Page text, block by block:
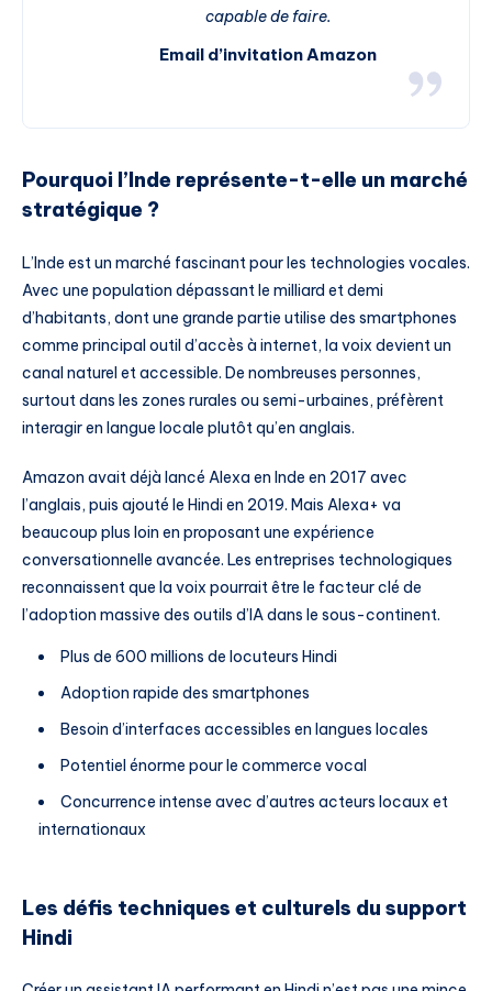
capable de faire.
Email d’invitation Amazon
Pourquoi l’Inde représente-t-elle un marché
stratégique ?
L’Inde est un marché fascinant pour les technologies vocales.
Avec une population dépassant le milliard et demi
d’habitants, dont une grande partie utilise des smartphones
comme principal outil d’accès à internet, la voix devient un
canal naturel et accessible. De nombreuses personnes,
surtout dans les zones rurales ou semi-urbaines, préfèrent
interagir en langue locale plutôt qu’en anglais.
Amazon avait déjà lancé Alexa en Inde en 2017 avec
l’anglais, puis ajouté le Hindi en 2019. Mais Alexa+ va
beaucoup plus loin en proposant une expérience
conversationnelle avancée. Les entreprises technologiques
reconnaissent que la voix pourrait être le facteur clé de
l’adoption massive des outils d’IA dans le sous-continent.
Plus de 600 millions de locuteurs Hindi
Adoption rapide des smartphones
Besoin d’interfaces accessibles en langues locales
Potentiel énorme pour le commerce vocal
Concurrence intense avec d’autres acteurs locaux et
internationaux
Les défis techniques et culturels du support
Hindi